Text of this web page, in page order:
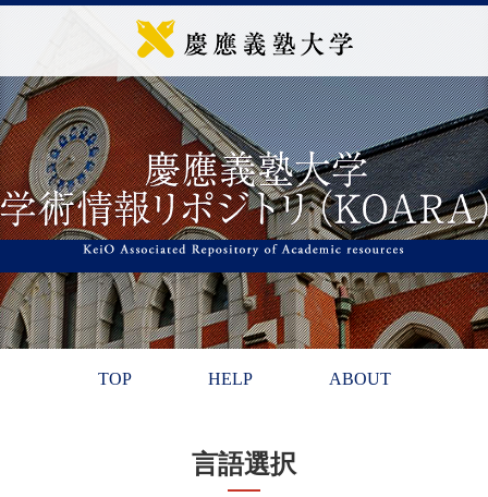
TOP HELP ABOUT
言語選択